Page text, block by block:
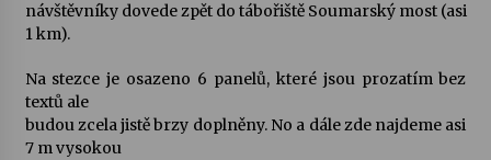
22. 7. 2026
Vysočinka
17. 7. 2026
návštěvníky dovede zpět do tábořiště Soumarský most (asi
1 km).
Na stezce je osazeno 6 panelů, které jsou prozatím bez
textů ale
budou zcela jistě brzy doplněny. No a dále zde najdeme asi
7 m vysokou